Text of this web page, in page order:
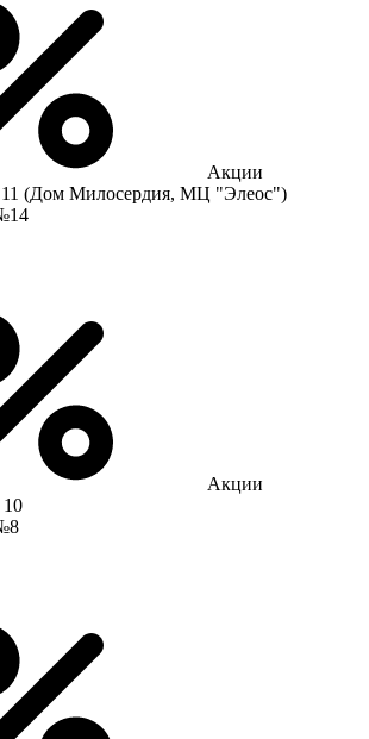
Акции
(Дом Милосердия, МЦ "Элеос")
Акции